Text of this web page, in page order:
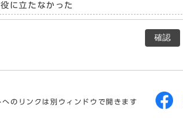
役に立たなかった
確認
へのリンクは別ウィンドウで開きます